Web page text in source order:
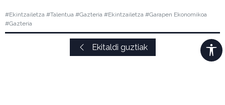
#Ekintzailetza #Talentua #Gazteria #Ekintzailetza #Garapen Ekonomikoa
#Gazteria
Ekitaldi guztiak